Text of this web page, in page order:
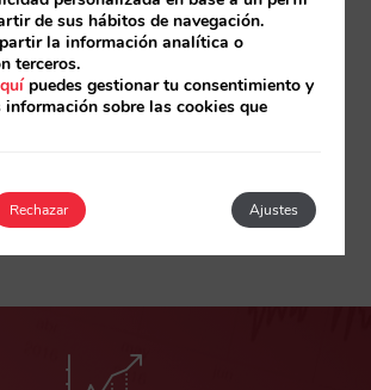
inventario
en que tu hotel tiene más o
y qué inventario tienes disponible.
de sus hábitos de navegación.
la información analítica o
terceros.
puedes gestionar tu consentimiento y
información sobre las cookies que
Ajustes
Rechazar